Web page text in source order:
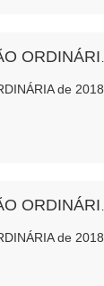
de 2018
de 2018